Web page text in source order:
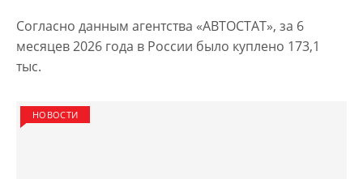
Согласно данным агентства «АВТОСТАТ», за 6
месяцев 2026 года в России было куплено 173,1
тыс.
НОВОСТИ